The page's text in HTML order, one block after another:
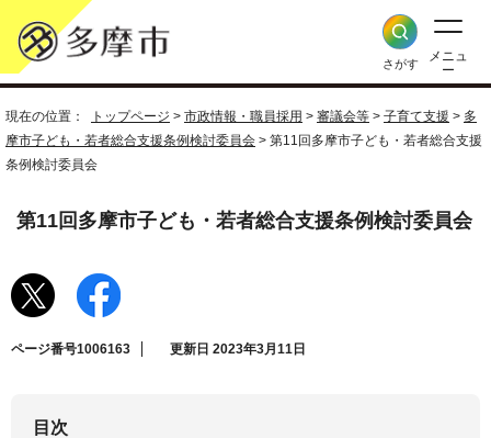
さがす
メニュ
ー
現在の位置： トップページ > 市政情報・職員採用 > 審議会等 > 子育て支援 > 多
摩市子ども・若者総合支援条例検討委員会 > 第11回多摩市子ども・若者総合支援
条例検討委員会
第11回多摩市子ども・若者総合支援条例検討委員会
ページ番号1006163 更新日 2023年3月11日
目次